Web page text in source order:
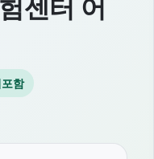
센터 어
함